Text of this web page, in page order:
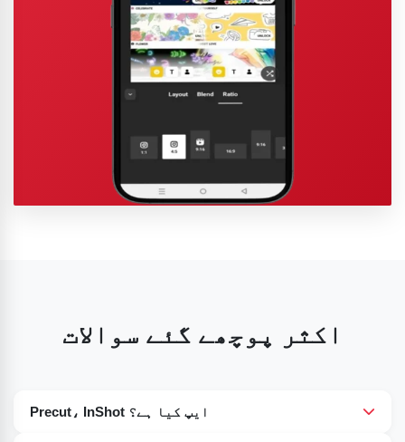
اکثر پوچھے گئے سوالات
Precut، InShot ایپ کیا ہے؟